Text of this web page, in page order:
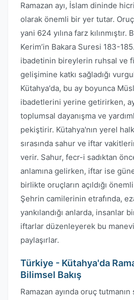
Ramazan ayı, İslam dininde
olarak önemli bir yer tutar.
yani 624 yılına farz
Kerim’in Bakara Suresi 183-
ibadetinin bireylerin ruhsal ve
gelişimine katkı sağladığı
Kütahya'da, bu ay boyunca
ibadetlerini yerine getirirken,
toplumsal dayanışma ve
pekiştirir. Kütahya'nın yerel
sırasında sahur ve iftar
verir. Sahur, fecr-i sadıktan
anlamına gelirken, iftar ise
birlikte oruçların açıldığı
Şehrin camilerinin etrafında,
yankılandığı anlarda, insanlar
iftarlar düzenleyerek bu
paylaşırlar.
Türkiye - Kütahya'da
Bilimsel Bakış
Ramazan ayında oruç